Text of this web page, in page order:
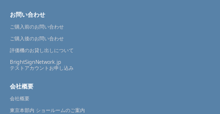
お問い合わせ
ご購入前のお問い合わせ
ご購入後のお問い合わせ
評価機のお貸し出しについて
BrightSignNetwork.jp
テストアカウントお申し込み
会社概要
会社概要
東京本部内 ショールームのご案内